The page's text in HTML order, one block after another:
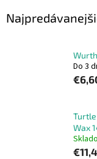
Do 3
Wax